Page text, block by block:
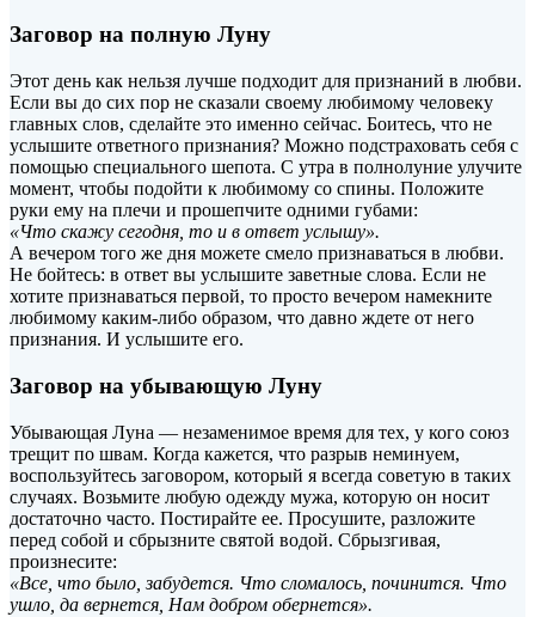
Заговор на полную Луну
Этот день как нельзя лучше подходит для признаний в любви.
Если вы до сих пор не сказали своему любимому человеку
главных слов, сделайте это именно сейчас. Боитесь, что не
услышите ответного признания? Можно подстраховать себя с
помощью специального шепота. С утра в полнолуние улучите
момент, чтобы подойти к любимому со спины. Положите
руки ему на плечи и прошепчите одними губами:
«Что скажу сегодня, то и в ответ услышу».
А вечером того же дня можете смело признаваться в любви.
Не бойтесь: в ответ вы услышите заветные слова. Если не
хотите признаваться первой, то просто вечером намекните
любимому каким-либо образом, что давно ждете от него
признания. И услышите его.
Заговор на убывающую Луну
Убывающая Луна — незаменимое время для тех, у кого союз
трещит по швам. Когда кажется, что разрыв неминуем,
воспользуйтесь заговором, который я всегда советую в таких
случаях. Возьмите любую одежду мужа, которую он носит
достаточно часто. Постирайте ее. Просушите, разложите
перед собой и сбрызните святой водой. Сбрызгивая,
произнесите:
«Все, что было, забудется. Что сломалось, починится. Что
ушло, да вернется, Нам добром обернется».